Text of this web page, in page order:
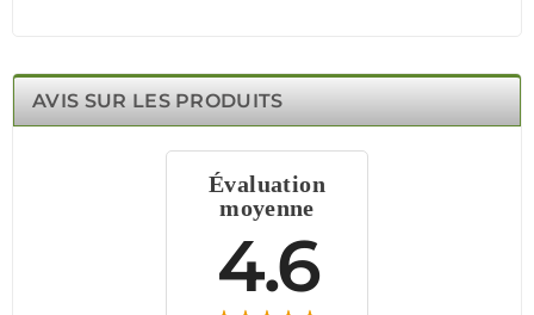
Surveillez son état en temps réel grâce à l'indicateur LED
AVIS SUR LES PRODUITS
Évaluation
moyenne
4.6